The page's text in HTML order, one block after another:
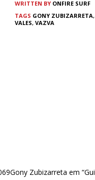
WRITTEN BY ONFIRE SURF
TAGS GONY ZUBIZARRETA,
VALES, VAZVA